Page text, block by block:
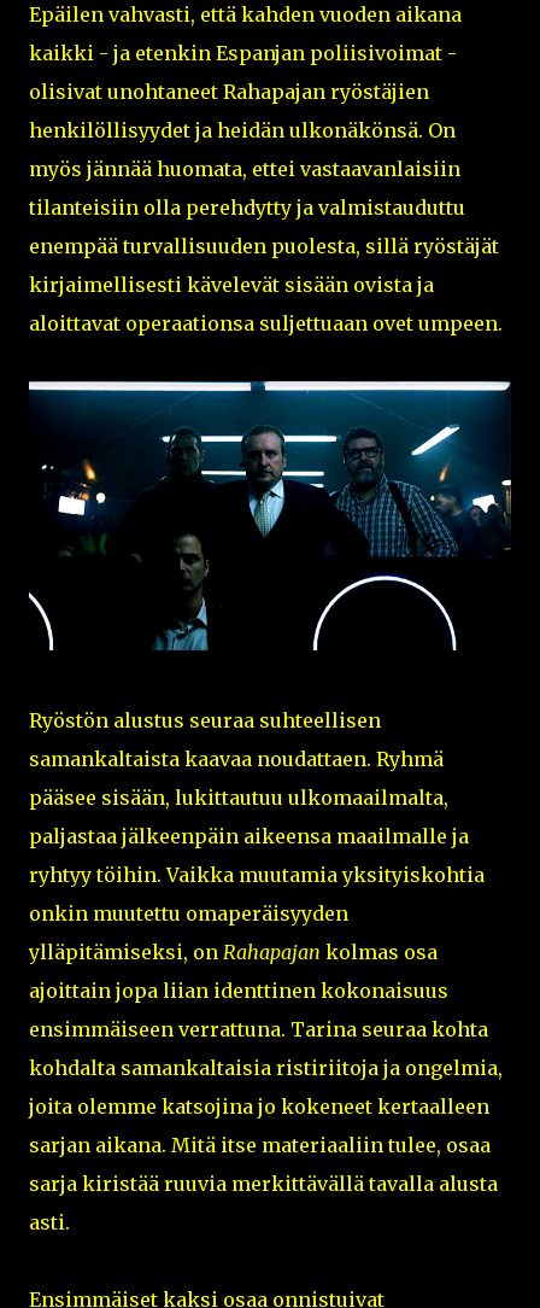
Epäilen vahvasti, että kahden vuoden aikana
kaikki - ja etenkin Espanjan poliisivoimat -
olisivat unohtaneet Rahapajan ryöstäjien
henkilöllisyydet ja heidän ulkonäkönsä. On
myös jännää huomata, ettei vastaavanlaisiin
tilanteisiin olla perehdytty ja valmistauduttu
enempää turvallisuuden puolesta, sillä ryöstäjät
kirjaimellisesti kävelevät sisään ovista ja
aloittavat operaationsa suljettuaan ovet umpeen.
Ryöstön alustus seuraa suhteellisen
samankaltaista kaavaa noudattaen. Ryhmä
pääsee sisään, lukittautuu ulkomaailmalta,
paljastaa jälkeenpäin aikeensa maailmalle ja
ryhtyy töihin. Vaikka muutamia yksityiskohtia
onkin muutettu omaperäisyyden
ylläpitämiseksi, on Rahapajan kolmas osa
ajoittain jopa liian identtinen kokonaisuus
ensimmäiseen verrattuna. Tarina seuraa kohta
kohdalta samankaltaisia ristiriitoja ja ongelmia,
joita olemme katsojina jo kokeneet kertaalleen
sarjan aikana. Mitä itse materiaaliin tulee, osaa
sarja kiristää ruuvia merkittävällä tavalla alusta
asti.
Ensimmäiset kaksi osaa onnistuivat